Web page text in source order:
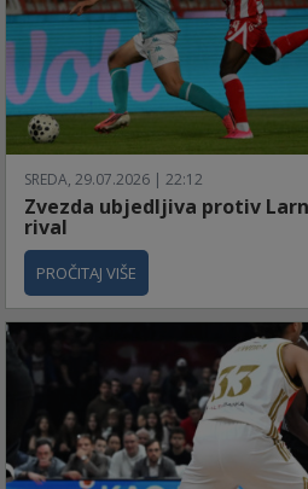
SREDA, 29.07.2026 | 22:12
Zvezda ubjedljiva protiv
rival
PROČITAJ VIŠE